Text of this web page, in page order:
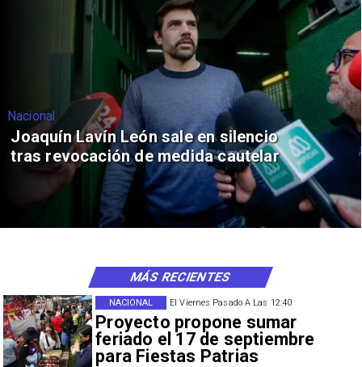
Nacional
Joaquín Lavín León sale en silencio
tras revocación de medida cautelar
El Viernes Pasado A Las 12:40
Proyecto propone sumar
feriado el 17 de septiembre
para Fiestas Patrias
NACIONAL
MÁS RECIENTES